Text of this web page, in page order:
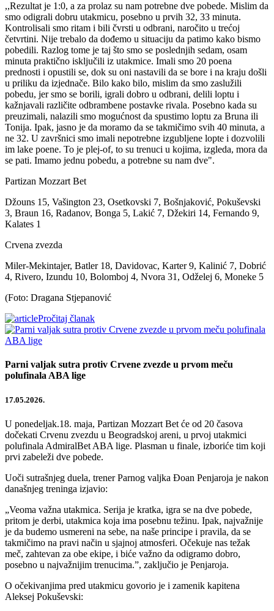
,,Rezultat je 1:0, a za prolaz su nam potrebne dve pobede. Mislim da
smo odigrali dobru utakmicu, posebno u prvih 32, 33 minuta.
Kontrolisali smo ritam i bili čvrsti u odbrani, naročito u trećoj
četvrtini. Nije trebalo da dođemo u situaciju da patimo kako bismo
pobedili. Razlog tome je taj što smo se poslednjih sedam, osam
minuta praktično isključili iz utakmice. Imali smo 20 poena
prednosti i opustili se, dok su oni nastavili da se bore i na kraju došli
u priliku da izjednače. Bilo kako bilo, mislim da smo zaslužili
pobedu, jer smo se borili, igrali dobro u odbrani, delili loptu i
kažnjavali različite odbrambene postavke rivala. Posebno kada su
preuzimali, nalazili smo mogućnost da spustimo loptu za Bruna ili
Tonija. Ipak, jasno je da moramo da se takmičimo svih 40 minuta, a
ne 32. U završnici smo imali nepotrebne izgubljene lopte i dozvolili
im lake poene. To je plej-of, to su trenuci u kojima, izgleda, mora da
se pati. Imamo jednu pobedu, a potrebne su nam dve".
Partizan Mozzart Bet
Džouns 15, Vašington 23, Osetkovski 7, Bošnjaković, Pokuševski
3, Braun 16, Radanov, Bonga 5, Lakić 7, Džekiri 14, Fernando 9,
Kalates 1
Crvena zvezda
Miler-Mekintajer, Batler 18, Davidovac, Karter 9, Kalinić 7, Dobrić
4, Rivero, Izundu 10, Bolomboj 4, Nvora 31, Odželej 6, Moneke 5
(Foto: Dragana Stjepanović
Pročitaj članak
Parni valjak sutra protiv Crvene zvezde u prvom meču
polufinala ABA lige
17.05.2026.
U ponedeljak.18. maja, Partizan Mozzart Bet će od 20 časova
dočekati Crvenu zvezdu u Beogradskoj areni, u prvoj utakmici
polufinala AdmiralBet ABA lige. Plasman u finale, izboriće tim koji
prvi zabeleži dve pobede.
Uoči sutrašnjeg duela, trener Parnog valjka Đoan Penjaroja je nakon
današnjeg treninga izjavio:
„Veoma važna utakmica. Serija je kratka, igra se na dve pobede,
pritom je derbi, utakmica koja ima posebnu težinu. Ipak, najvažnije
je da budemo usmereni na sebe, na naše principe i pravila, da se
takmičimo na pravi način u sjajnoj atmosferi. Očekuje nas težak
meč, zahtevan za obe ekipe, i biće važno da odigramo dobro,
posebno u najvažnijim trenucima.”, zaključio je Penjaroja.
O očekivanjima pred utakmicu govorio je i zamenik kapitena
Aleksej Pokuševski: